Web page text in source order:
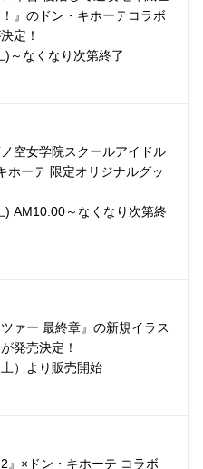
』のドン・キホーテコラボ
定！
～なくなり次第終了
ノ空女学院スクールアイドル
ホーテ 限定オリジナルグッ
) AM10:00～なくなり次第終
ツァー 最終章』の新規イラス
発売決定！
）より販売開始
2』×ドン・キホーテ コラボ